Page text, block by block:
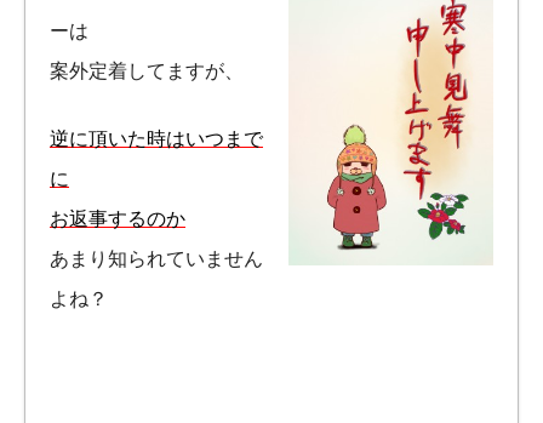
ーは
案外定着してますが、
逆に頂いた時はいつまで
に
お返事するのか
あまり知られていません
よね？